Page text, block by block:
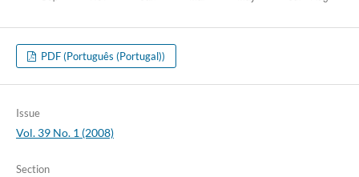
PDF (Português (Portugal))
Issue
Vol. 39 No. 1 (2008)
Section